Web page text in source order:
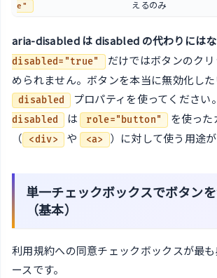
e"
えるのみ
aria-disabled は disabled の代わりにはな
disabled="true"
だけではボタンのク
められません。ボタンを本当に無効化し
disabled プロパティを使ってください。
disabled
は role="button"
を使った
（
<div> や <a> ）に対して使う用途が
単一チェックボックスでボタン
（基本）
利用規約への同意チェックボックスが最
ースです。